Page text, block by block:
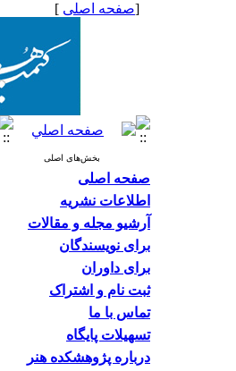
[صفحه اصلی ]
بخش‌های اصلی
صفحه اصلی
اطلاعات نشریه
آرشیو مجله و مقالات
برای نویسندگان
برای داوران
ثبت نام و اشتراک
تماس با ما
تسهیلات پایگاه
درباره پژوهشکده هنر